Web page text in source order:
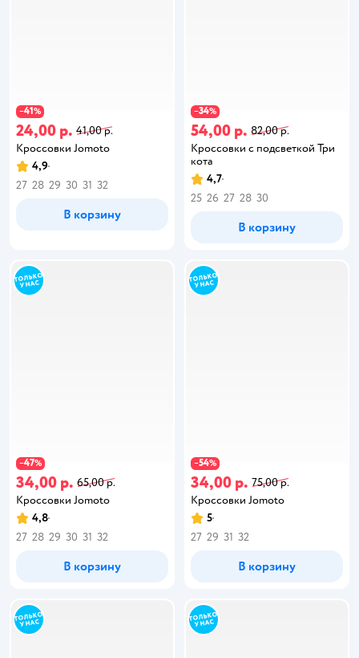
−41%
24,00 р. 41,00 р.
Кроссовки Jomoto
4,9
27 28 29 30 31 32
В корзину
−34%
54,00 р. 82,00 р.
Кроссовки с подсветкой Три
кота
4,7
25 26 27 28 30
В корзину
−47%
34,00 р. 65,00 р.
Кроссовки Jomoto
4,8
27 28 29 30 31 32
В корзину
−54%
34,00 р. 75,00 р.
Кроссовки Jomoto
5
27 29 31 32
В корзину